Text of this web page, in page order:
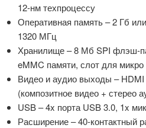
12-нм техпроцессу
Оперативная память – 2 Гб
1320 МГц
Хранилище – 8 Мб SPI флэш-
eMMC памяти, слот для
Видео и аудио выходы – HDMI
(композитное видео + стерео
USB – 4x порта USB 3.0, 1x
Расширение – 40-контактный